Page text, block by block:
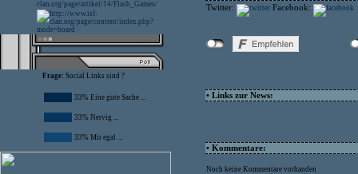
Frage: Social Links sind ?
33% Eine gute Sache ...
33% Nervig ...
33% Mir egal ...
Twitter:
Facebook:
• Links zur News:
• Kommentare:
Noch keine Kommentare vorhanden